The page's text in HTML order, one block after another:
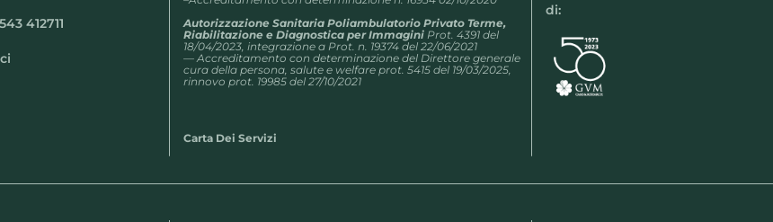
412711
Autorizzazione Sanitaria Poliambulatorio Privato Terme,
Riabilitazione e Diagnostica per Immagini Prot. 4391 del
18/04/2023, integrazione a Prot. n. 19374 del 22/06/2021
— Accreditamento con determinazione del Direttore generale
cura della persona, salute e welfare prot. 5415 del 19/03/2025,
rinnovo prot. 19985 del 27/10/2021
Carta Dei Servizi
di: